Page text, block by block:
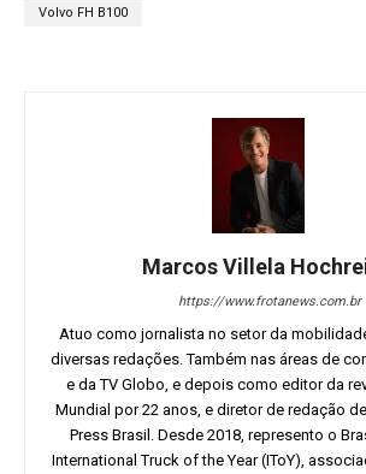
Volvo FH B100
Marcos Villela
https://www.frotanews.com.br
Atuo como jornalista no setor da
diversas redações. Também nas áreas de
e da TV Globo, e depois como editor da
Mundial por 22 anos, e diretor de redação
Press Brasil. Desde 2018, represento o
International Truck of the Year (IToY),